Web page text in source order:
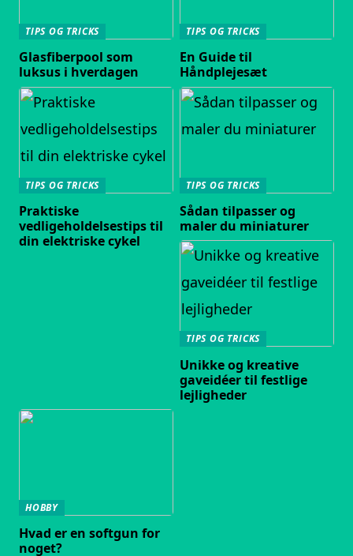
TIPS OG TRICKS
Glasfiberpool som
luksus i hverdagen
TIPS OG TRICKS
En Guide til
Håndplejesæt
TIPS OG TRICKS
Praktiske
vedligeholdelsestips til
din elektriske cykel
TIPS OG TRICKS
Sådan tilpasser og
maler du miniaturer
TIPS OG TRICKS
Unikke og kreative
gaveidéer til festlige
lejligheder
HOBBY
Hvad er en softgun for
noget?